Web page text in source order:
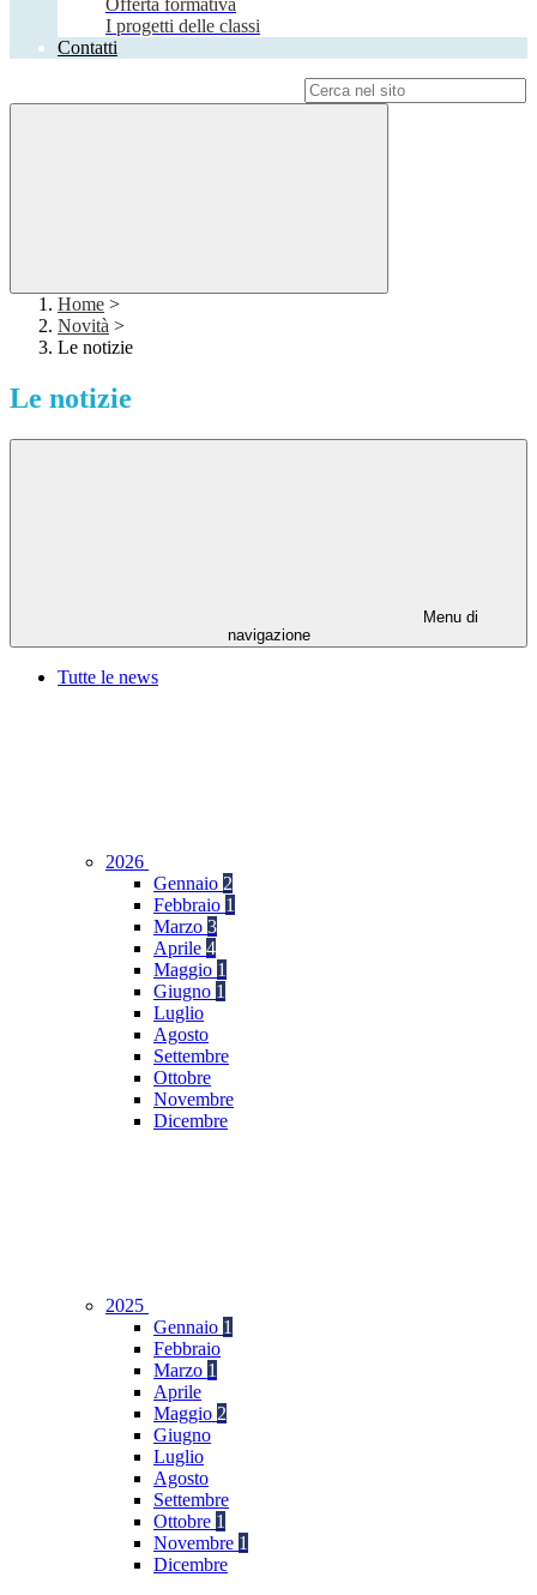
Offerta formativa
I progetti delle classi
Contatti
Home >
Novità >
Le notizie
Le notizie
Menu di
navigazione
Tutte le news
2026
Gennaio 2
Febbraio 1
Marzo 3
Aprile 4
Maggio 1
Giugno 1
Luglio
Agosto
Settembre
Ottobre
Novembre
Dicembre
2025
Gennaio 1
Febbraio
Marzo 1
Aprile
Maggio 2
Giugno
Luglio
Agosto
Settembre
Ottobre 1
Novembre 1
Dicembre